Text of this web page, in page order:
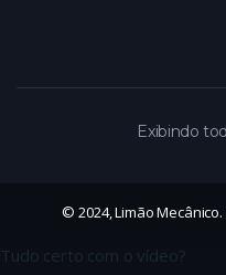
Exibindo
© 2024, Limão
Tudo certo com o vídeo?